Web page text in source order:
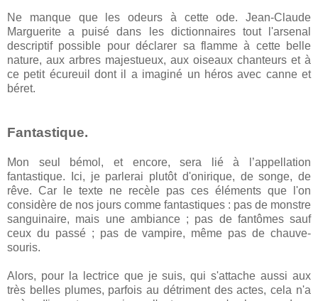
Ne manque que les odeurs à cette ode. Jean-Claude
Marguerite a puisé dans les dictionnaires tout l'arsenal
descriptif possible pour déclarer sa flamme à cette belle
nature, aux arbres majestueux, aux oiseaux chanteurs et à
ce petit écureuil dont il a imaginé un héros avec canne et
béret.
Fantastique.
Mon seul bémol, et encore, sera lié à l’appellation
fantastique. Ici, je parlerai plutôt d'onirique, de songe, de
rêve. Car le texte ne recèle pas ces éléments que l'on
considère de nos jours comme fantastiques : pas de monstre
sanguinaire, mais une ambiance ; pas de fantômes sauf
ceux du passé ; pas de vampire, même pas de chauve-
souris.
Alors, pour la lectrice que je suis, qui s'attache aussi aux
très belles plumes, parfois au détriment des actes, cela n'a